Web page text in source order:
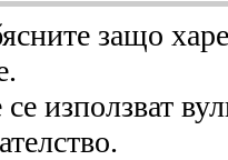
защо
използват